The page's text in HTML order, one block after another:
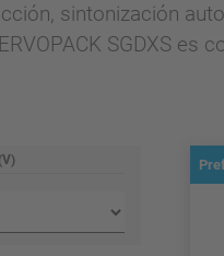
sintonización
SGDXS